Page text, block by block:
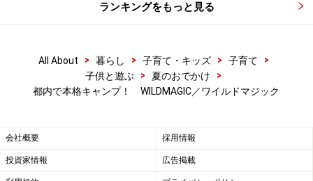
ランキングをもっと見る
All About > 暮らし > 子育て・キッズ > 子育て
>
子供と遊ぶ
> 夏のおでかけ
>
都内で本格キャンプ！ WILDMAGIC／ワイルドマジック
会社概要 採用情報
投資家情報 広告掲載